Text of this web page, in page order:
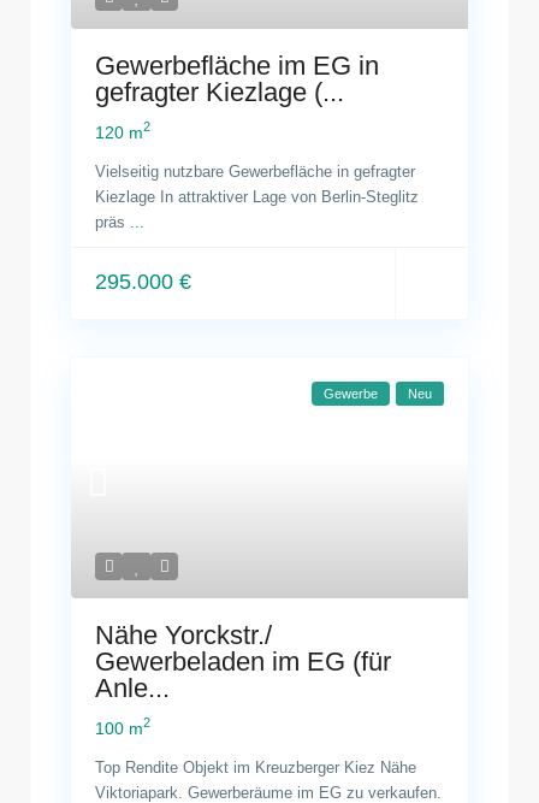
Gewerbefläche im EG in
gefragter Kiezlage (...
120 m2
Vielseitig nutzbare Gewerbefläche in gefragter
Kiezlage In attraktiver Lage von Berlin-Steglitz
präs
295.000 €
Gewerbe Neu
Nähe Yorckstr./
Gewerbeladen im EG (für
Anle...
100 m2
Top Rendite Objekt im Kreuzberger Kiez Nähe
Viktoriapark. Gewerberäume im EG zu verkaufen.